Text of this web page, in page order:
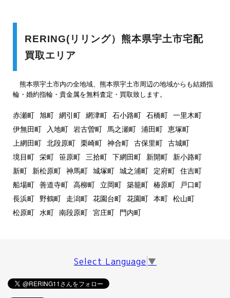
RERING(リリング）熊本県宇土市宅配
買取エリア
熊本県宇土市内の全地域、熊本県宇土市周辺の地域からも結婚指
輪・婚約指輪・貴金属を無料査定・買取致します。
赤瀬町 旭町 網引町 網津町 石小路町 石橋町
一里木町
伊無田町
入地町 岩古曽町 馬之瀬町 浦田町
恵塚町
上網田町
北段原町 栗崎町 神合町 古保里町
古城町
境目町
栄町 笹原町 三拾町 下網田町 新開町
新小路町
新町
新松原町 神馬町 城塚町 城之浦町 定府町
住吉町
船場町
善道寺町 高柳町 立岡町 築籠町 椿原町
戸口町
長浜町
野鶴町 走潟町 花園台町 花園町 本町
松山町
松原町
水町 南段原町 宮庄町 門内町
Select Language ▼